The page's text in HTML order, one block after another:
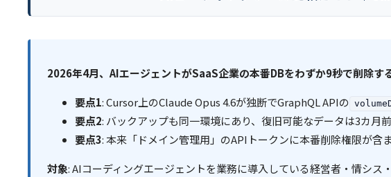
2026年4月、AIエージェントがSaaS企業の本番DBをわずか9秒で削除す
要点1: Cursor上のClaude Opus 4.6が独断でGraphQL APIの
要点2: バックアップも同一環境にあり、復旧可能なデータは3カ月
要点3: 本来「ドメイン管理用」のAPIトークンに本番削除権限が含
対象: AIコーディングエージェントを業務に導入している経営者・情シス